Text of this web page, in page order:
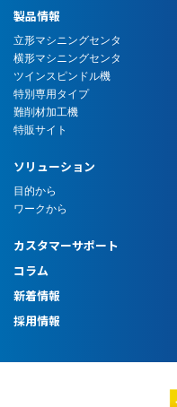
製品情報
立形マシニングセンタ
横形マシニングセンタ
ツインスピンドル機
特別専用タイプ
難削材加工機
特販サイト
ソリューション
目的から
ワークから
カスタマーサポート
コラム
新着情報
採用情報